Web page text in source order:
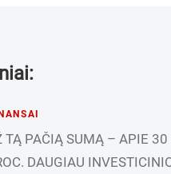
TĄ PAČIĄ SUMĄ – APIE 30
DAUGIAU